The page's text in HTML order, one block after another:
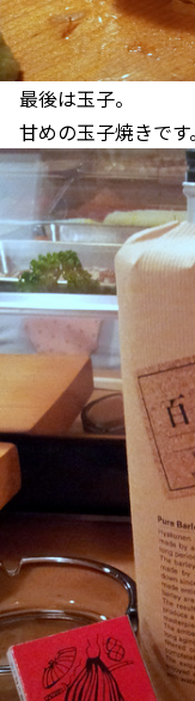
最後は玉子。
甘めの玉子焼きです。